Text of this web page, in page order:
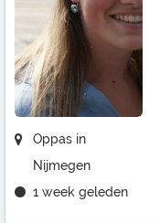
Oppas in
Nijmegen
1 week geleden